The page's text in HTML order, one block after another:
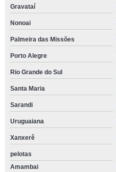
Gravataí
Nonoai
Palmeira das Missões
Porto Alegre
Rio Grande do Sul
Santa Maria
Sarandi
Uruguaiana
Xanxerê
pelotas
Amambai